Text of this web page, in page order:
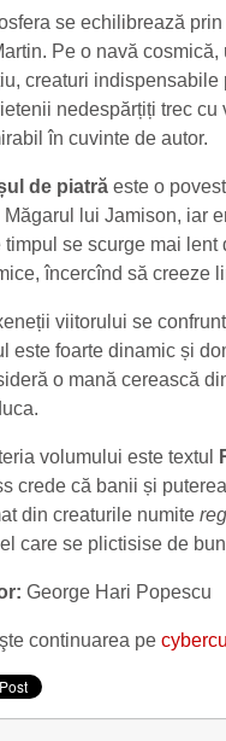
se echilibrează prin
Pe o navă
creaturi indispensabile
nedespărțiți trec
în cuvinte de autor.
de piatră este o
Măgarul lui Jamison, iar
timpul se scurge mai
încercînd să creeze
viitorului se
este foarte dinamic și
o mană cerească
volumului este textul
crede că banii și
din creaturile numite
care se plictisise de
George Hari Popescu
continuarea pe